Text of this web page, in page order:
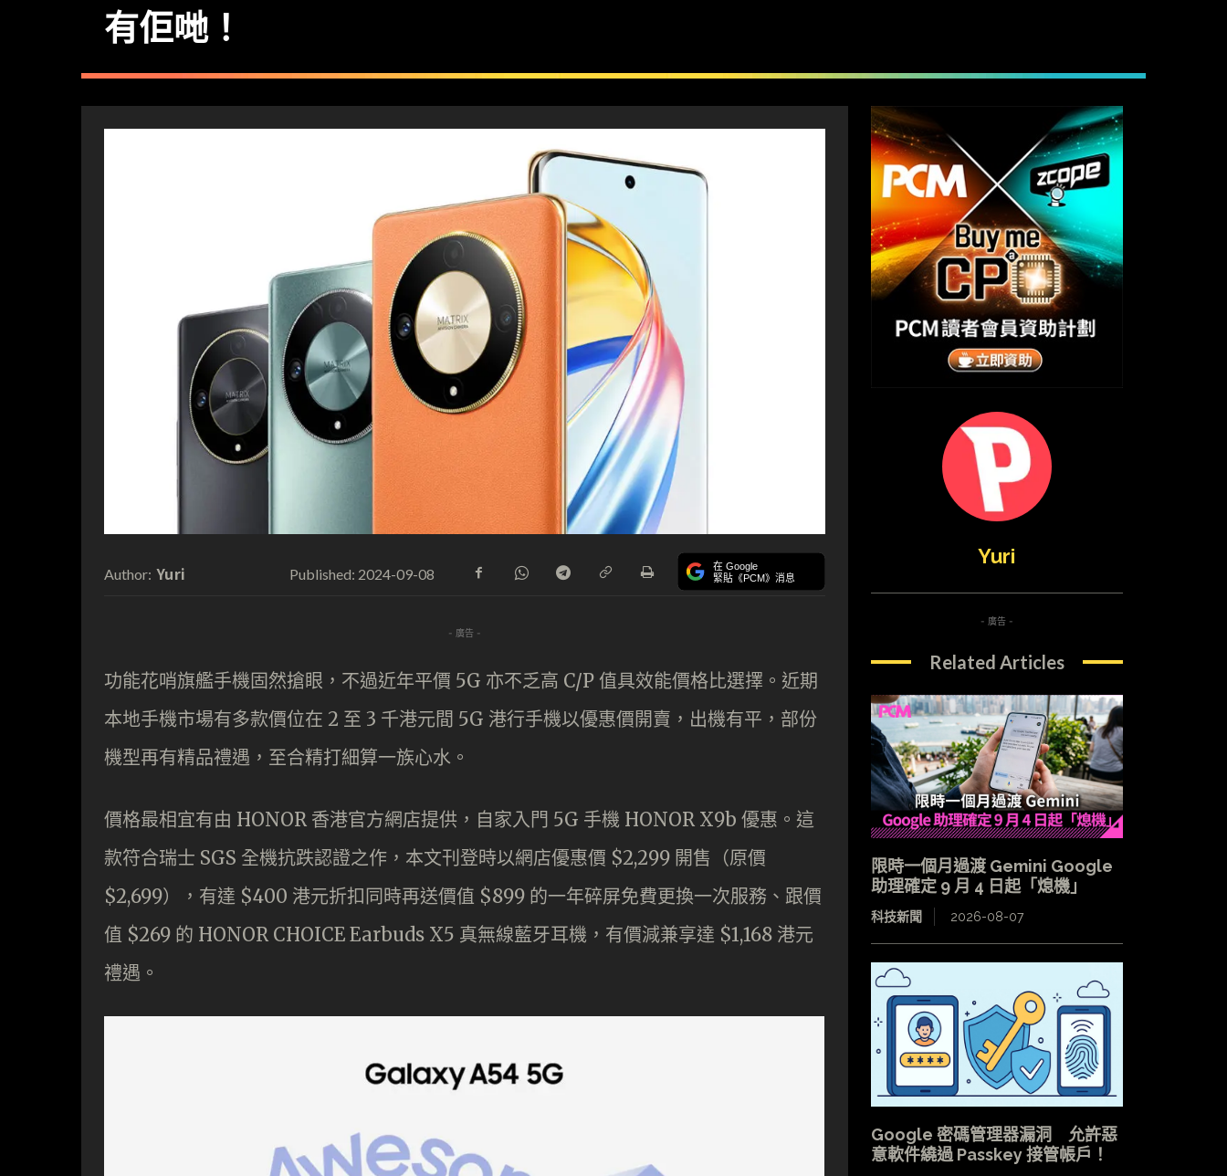
有佢哋！
Author: Yuri Published: 2024-09-08 在 Google
緊貼《PCM》消息
- 廣告 -
功能花哨旗艦手機固然搶眼，不過近年平價 5G 亦不乏高 C/P 值具效能價格比選擇。近期
本地手機市場有多款價位在 2 至 3 千港元間 5G 港行手機以優惠價開賣，出機有平，部份
機型再有精品禮遇，至合精打細算一族心水。
價格最相宜有由 HONOR 香港官方網店提供，自家入門 5G 手機 HONOR X9b 優惠。這
款符合瑞士 SGS 全機抗跌認證之作，本文刊登時以網店優惠價 $2,299 開售（原價
$2,699），有達 $400 港元折扣同時再送價值 $899 的一年碎屏免費更換一次服務、跟價
值 $269 的 HONOR CHOICE Earbuds X5 真無線藍牙耳機，有價減兼享達 $1,168 港元
禮遇。
Yuri
- 廣告 -
Related Articles
限時一個月過渡 Gemini Google
助理確定 9 月 4 日起「熄機」
科技新聞 2026-08-07
Google 密碼管理器漏洞 允許惡
意軟件繞過 Passkey 接管帳戶！